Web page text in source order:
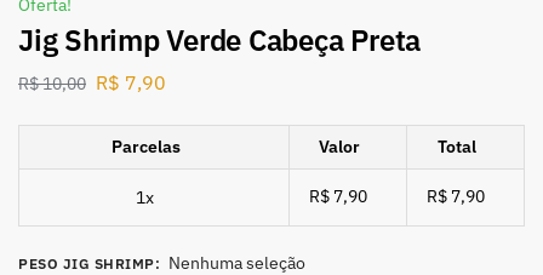
Jig Shrimp Verde Cabeça Preta
R$10,00 R$ 7,90
Parcelas Valor Total
1x R$ 7,90 R$ 7,90
PESO JIG SHRIMP: Nenhuma seleção